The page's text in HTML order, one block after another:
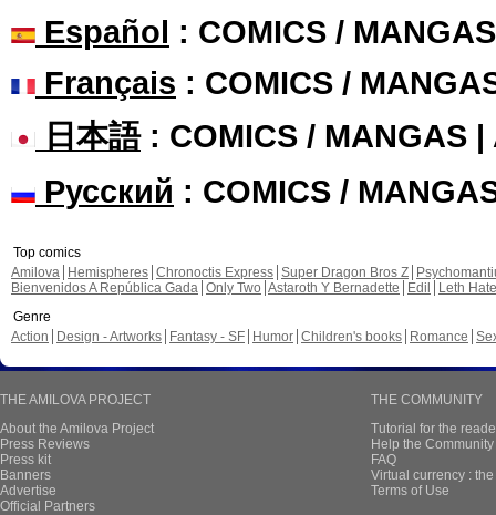
Español : COMICS /
Français : COMICS /
日本語: COMICS / MANGAS |
Русский : COMICS /
Top comics
Amilova
Hemispheres Chronoctis Express Super Dragon Bros Z
Bienvenidos A República Gada Only Two Astaroth Y Bernadette Edil
Leth Hate
Genre
Action
Design - Artworks Fantasy - SF Humor Children's books Romance
THE AMILOVA PROJECT
About the Amilova Project
Press Reviews
Press kit
Banners
Advertise
Official Partners
THE COMMUNITY
Tutorial for the
Help the
FAQ
Virtual currency :
Terms of Use